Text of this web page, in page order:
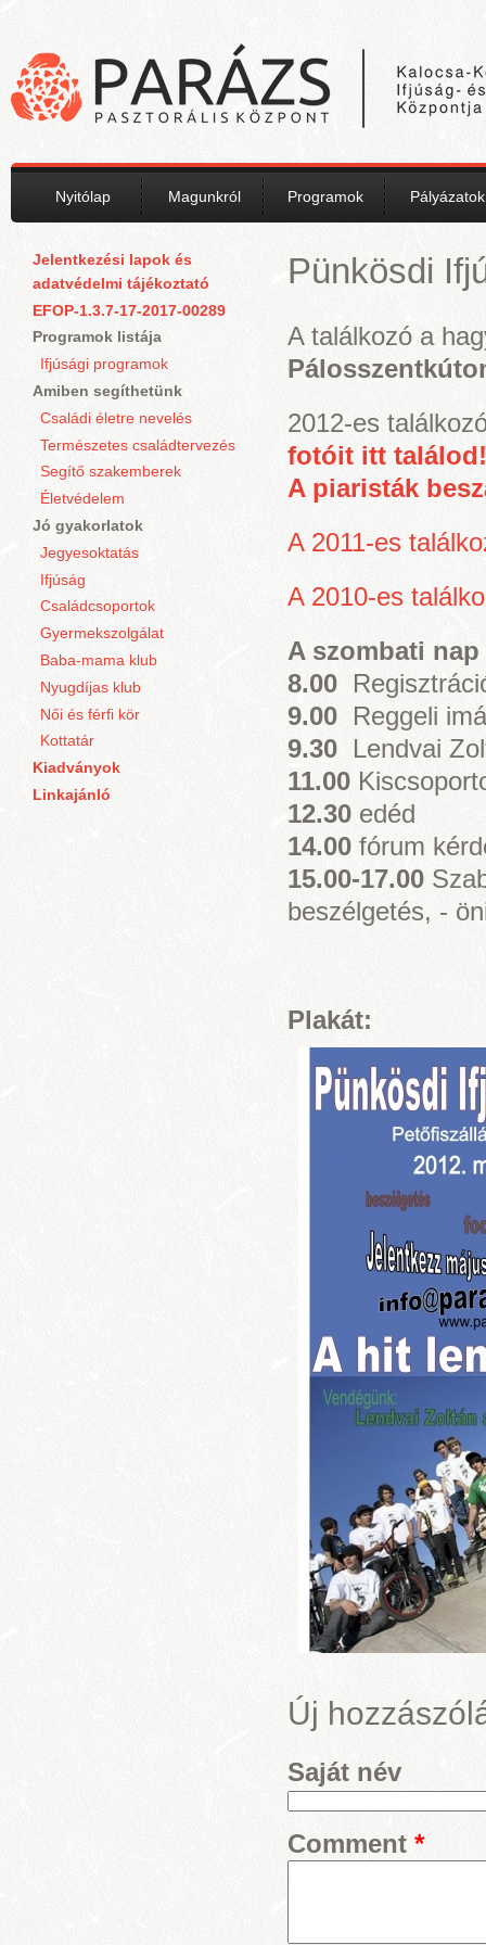
Nyitólap Magunkról Programok Pályázatok
Jelentkezési lapok és
adatvédelmi tájékoztató
EFOP-1.3.7-17-2017-00289
Programok listája
Ifjúsági programok
Amiben segíthetünk
Családi életre nevelés
Természetes családtervezés
Segítő szakemberek
Életvédelem
Jó gyakorlatok
Jegyesoktatás
Ifjúság
Családcsoportok
Gyermekszolgálat
Baba-mama klub
Nyugdíjas klub
Női és férfi kör
Kottatár
Kiadványok
Linkajánló
Pünkösdi
A találkozó a
2012-es
fotóit itt találod!
A piaristák
A 2011-es
A 2010-es
A szombati
8.00
9.00 Reggeli
9.30 Lendvai
11.00
12.30 edéd
14.00 fórum
15.00-17.00
beszélgetés, -
Plakát:
Új
Saját név
Comment *